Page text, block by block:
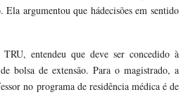
argumentou que hádecisões em sentido
entendeu que deve ser concedido à
bolsa de extensão. Para o magistrado, a
no programa de residência médica é de